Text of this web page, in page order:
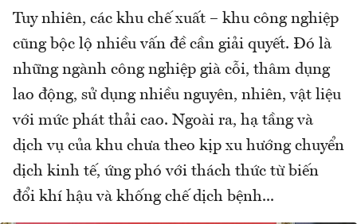
Tuy nhiên, các khu chế xuất – khu công nghiệp
cũng bộc lộ nhiều vấn đề cần giải quyết. Đó là
những ngành công nghiệp già cỗi, thâm dụng
lao động, sử dụng nhiều nguyên, nhiên, vật liệu
với mức phát thải cao. Ngoài ra, hạ tầng và
dịch vụ của khu chưa theo kịp xu hướng chuyển
dịch kinh tế, ứng phó với thách thức từ biến
đổi khí hậu và khống chế dịch bệnh...